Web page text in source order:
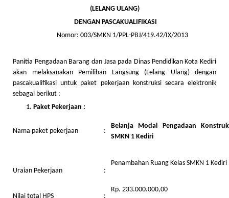
(LELANG ULANG)
DENGAN PASCAKUALIFIKASI
Nomor: 003/SMKN 1/PPL-PBJ/419.42/IX/2013
Panitia Pengadaan Barang dan Jasa pada Dinas Pendidikan Kota Kediri
akan melaksanakan Pemilihan Langsung (Lelang Ulang) dengan
pascakualifikasi untuk paket pekerjaan konstruksi secara elektronik
sebagai berikut :
Paket Pekerjaan :
Nama paket pekerjaan
Uraian Pekerjaan
:
:
Belanja Modal Pengadaan
SMKN 1 Kediri
Penambahan Ruang Kelas SMKN 1 Kediri
Nilai total HPS :
Rp. 233.000.000,00